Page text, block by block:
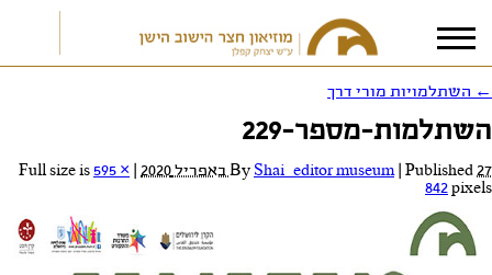
אני מאשר/ת אתתנאי הפרטיות
← השתלמויות מורי דרך
השתלמות-מספר-229
By Shai_editor museum Published27 באפריל 2020
595 ×
842pixels